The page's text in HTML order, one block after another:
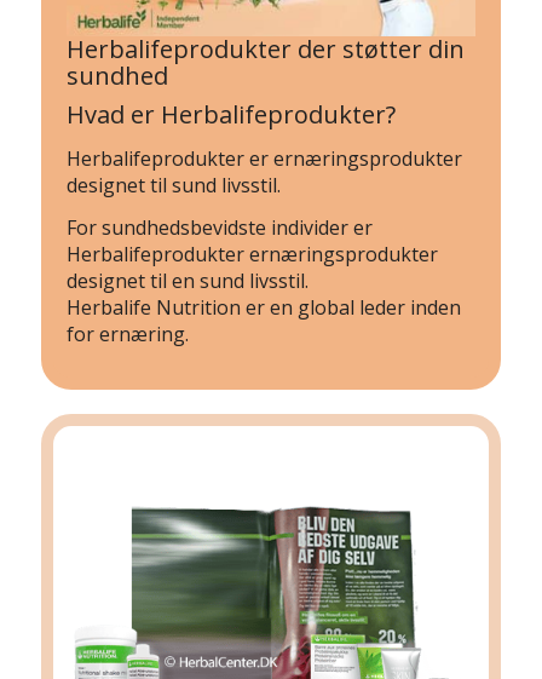
Herbalifeprodukter der støtter din
sundhed
Hvad er Herbalifeprodukter?
Herbalifeprodukter er ernæringsprodukter
designet til sund livsstil.
For sundhedsbevidste individer er
Herbalifeprodukter ernæringsprodukter
designet til en sund livsstil.
Herbalife Nutrition er en global leder inden
for ernæring.